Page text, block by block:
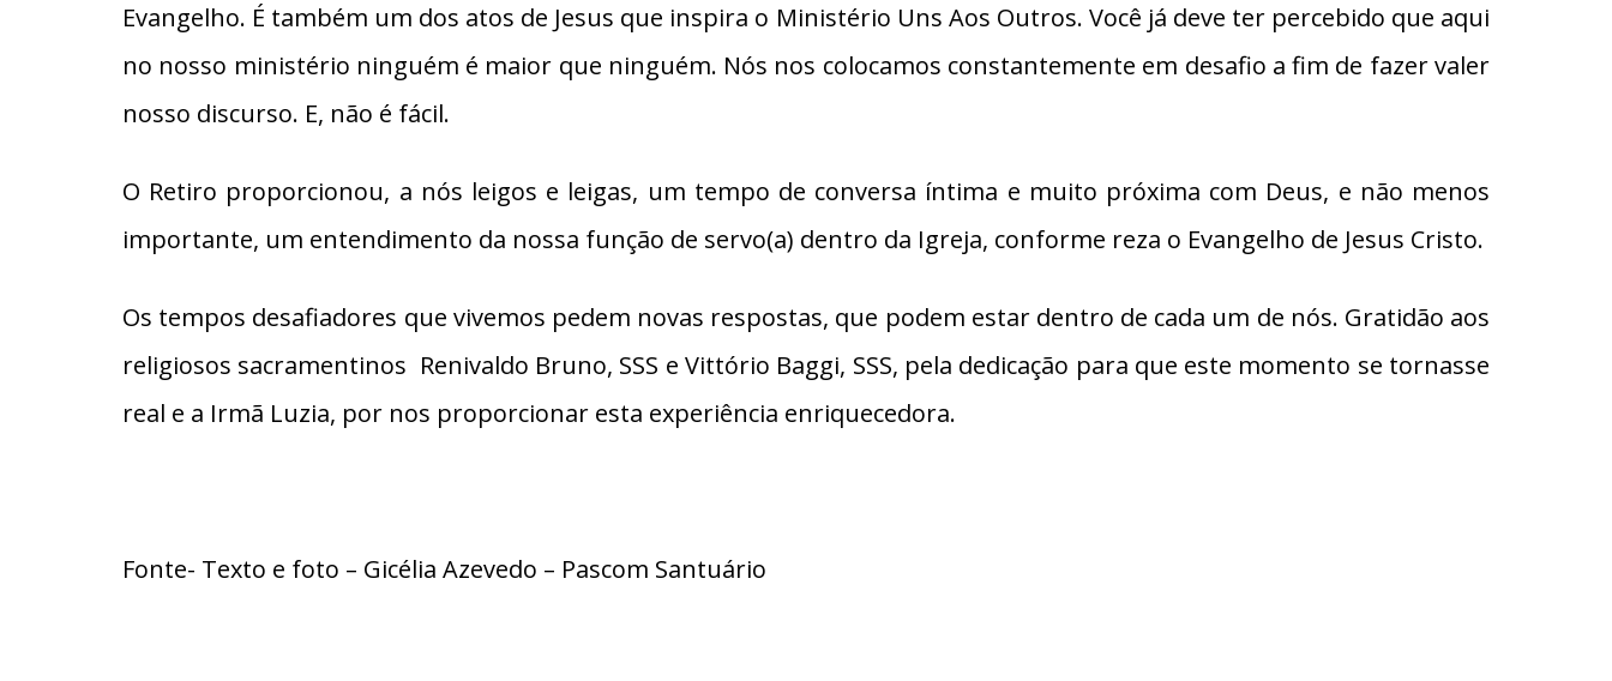
Evangelho. É também um dos atos de Jesus que inspira o Ministério Uns Aos Outros. Você já deve ter percebido que aqui
no nosso ministério ninguém é maior que ninguém. Nós nos colocamos constantemente em desafio a fim de fazer valer
nosso discurso. E, não é fácil.
O Retiro proporcionou, a nós leigos e leigas, um tempo de conversa íntima e muito próxima com Deus, e não menos
importante, um entendimento da nossa função de servo(a) dentro da Igreja, conforme reza o Evangelho de Jesus Cristo.
Os tempos desafiadores que vivemos pedem novas respostas, que podem estar dentro de cada um de nós. Gratidão aos
religiosos sacramentinos Renivaldo Bruno, SSS e Vittório Baggi, SSS, pela dedicação para que este momento se tornasse
real e a Irmã Luzia, por nos proporcionar esta experiência enriquecedora.
Fonte- Texto e foto – Gicélia Azevedo – Pascom Santuário